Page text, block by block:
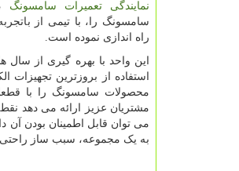
نمایندگی تعمیرات سامسونگ
سامسونگ را، با تیمی از
راه اندازی نموده است.
این واحد با بهره گیری از
استفاده از بروزترین تجهیزات
محصولات سامسونگ را با
مشتریان عزیز ارائه می دهد
می توان قابل اطمینان بودن آن
به یک مجموعه، سبب ساز